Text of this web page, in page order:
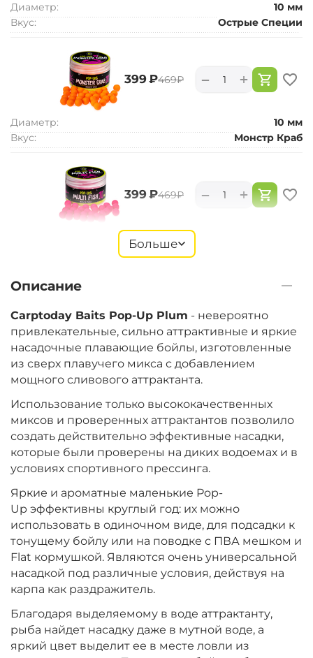
Диаметр:
10 мм
Вкус:
Острые Специи
‍399‍ ₽‍469‍₽ +
−
Диаметр:
10 мм
Вкус:
Монстр Краб
‍399‍ ₽‍469‍₽ +
−
‍399‍ ₽‍469‍₽ +
−
Диаметр:
10 мм
Вкус:
Мульти Фрукт
‍399‍ ₽ ‍469‍₽ +
−
Диаметр:
‍399‍ ₽‍469‍₽ +
−
Вкус:
Больше
Описание
Carptoday Baits Pop-Up Plum - невероятно
привлекательные, сильно аттрактивные и яркие
насадочные плавающие бойлы, изготовленные
из сверх плавучего микса с добавлением
мощного сливового аттрактанта.
Использование только высококачественных
миксов и проверенных аттрактантов позволило
создать действительно эффективные насадки,
которые были проверены на диких водоемах и в
условиях спортивного прессинга.
Яркие и ароматные маленькие Pop-
Up эффективны круглый год: их можно
использовать в одиночном виде, для подсадки к
тонущему бойлу или на поводке с ПВА мешком и
Flat кормушкой. Являются очень универсальной
насадкой под различные условия, действуя на
карпа как раздражитель.
Благодаря выделяемому в воде аттрактанту,
рыба найдет насадку даже в мутной воде, а
яркий цвет выделит ее в месте ловли из